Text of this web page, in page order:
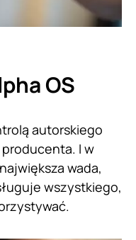
OS
autorskiego
I w
wada,
wszystkiego,